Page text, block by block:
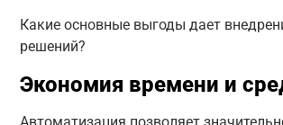
Какие основные выгоды дает
решений?
Экономия времени и